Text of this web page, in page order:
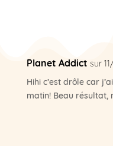
Planet Addict sur
Hihi c’est drôle car
matin! Beau résultat,